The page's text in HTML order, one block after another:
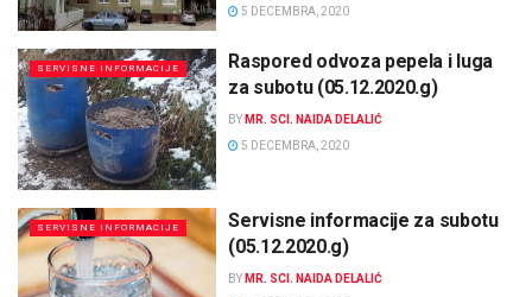
5 DECEMBRA, 2020
SERVISNE INFORMACIJE
Raspored odvoza pepela i luga
za subotu (05.12.2020.g)
BY MR. SCI. NAIDA DELALIĆ
5 DECEMBRA, 2020
SERVISNE INFORMACIJE
Servisne informacije za subotu
(05.12.2020.g)
BY MR. SCI. NAIDA DELALIĆ